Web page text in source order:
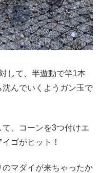
して、半遊動で竿1本
んでいくようガン玉で
、コーンを3つ付けエ
ゴがヒット！
マダイが来ちゃったか